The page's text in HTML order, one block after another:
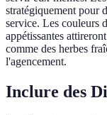
stratégiquement pour
service. Les couleurs
appétissantes
comme des herbes
l'agencement.
Inclure des